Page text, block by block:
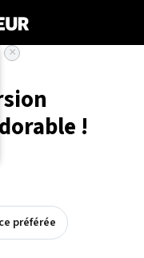
!
préférée
×